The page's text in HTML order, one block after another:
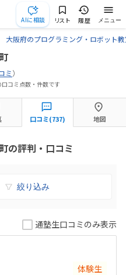
AIに相談 リスト 履歴 メニュー
大阪府のプログラミング・ロボット
ミ）
コミ点数・件数です
口コミ(737) 地図
の評判・口コミ
絞り込み
通塾生口コミのみ表示
体験生